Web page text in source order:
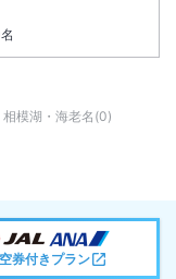
模湖・海老名 (0)
券付きプラン